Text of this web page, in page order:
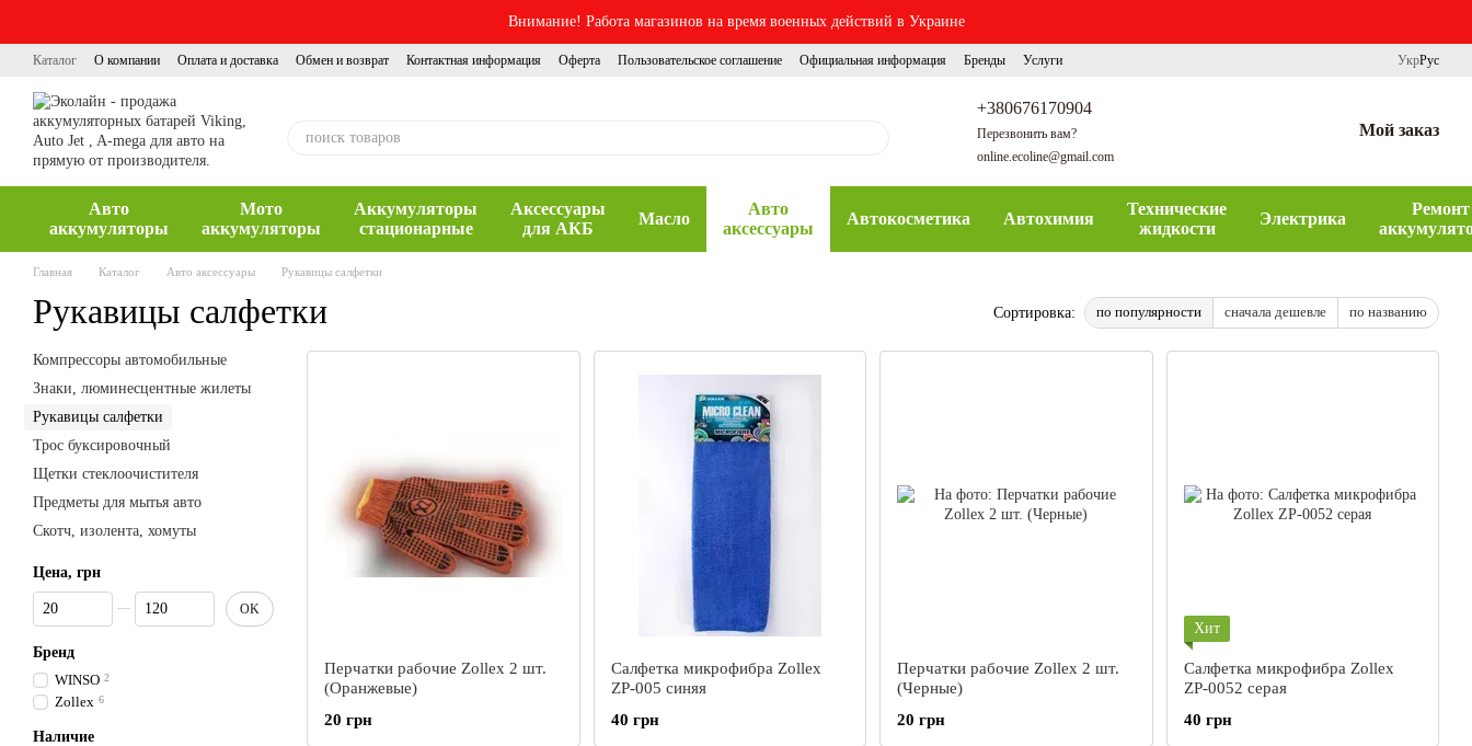
Внимание! Работа магазинов на время военных действий в Украине
Каталог О компании Оплата и доставка Обмен и возврат Контактная информация Оферта Пользовательское соглашение Официальная информация Бренды Услуги УкрРус
+380676170904
Перезвонить вам?
online.ecoline@gmail.com
Мой заказ
Авто
аккумуляторы
Мото
аккумуляторы
Аккумуляторы
стационарные
Аксессуары
для АКБ
Масло
Авто
аксессуары
Автокосметика Автохимия
Технические
жидкости
Электрика
Ремонт
Главная Каталог Авто аксессуары Рукавицы салфетки
Рукавицы салфетки Сортировка: по популярности сначала дешевле по названию
Перчатки рабочие Zollex 2 шт.
(Оранжевые)
20 грн
Cалфетка микрофибра Zollex
ZP-005 синяя
40 грн
Перчатки рабочие Zollex 2 шт.
(Черные)
20 грн
Хит
Cалфетка микрофибра Zollex
ZP-0052 серая
40 грн
Компрессоры автомобильные
Знаки, люминесцентные жилеты
Рукавицы салфетки
Трос буксировочный
Щетки стеклоочистителя
Предметы для мытья авто
Скотч, изолента, хомуты
Цена, грн
От Цена, грн
До Цена, грн
OK
Бренд
WINSO 2
Zollex 6
Наличие